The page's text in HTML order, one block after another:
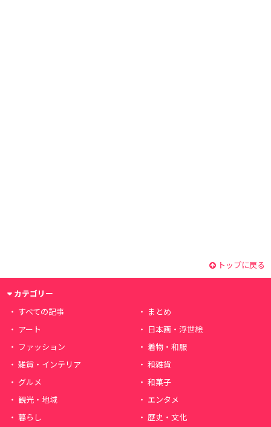
トップに戻る
カテゴリー
すべての記事
まとめ
アート
日本画・浮世絵
ファッション
着物・和服
雑貨・インテリア
和雑貨
グルメ
和菓子
観光・地域
エンタメ
暮らし
歴史・文化